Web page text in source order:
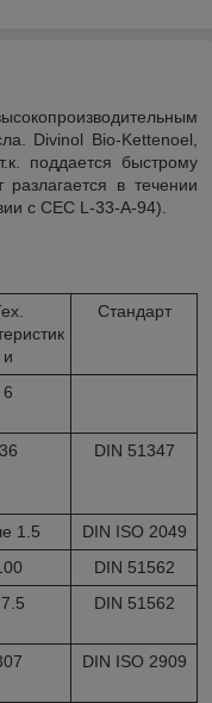
Divinol Bio-Kettenoel,
поддается быстрому
в течении
с CEC L-33-A-94).
и
Стандарт
6
36 DIN 51347
1.5
DIN ISO 2049
DIN 51562
DIN 51562
DIN ISO 2909